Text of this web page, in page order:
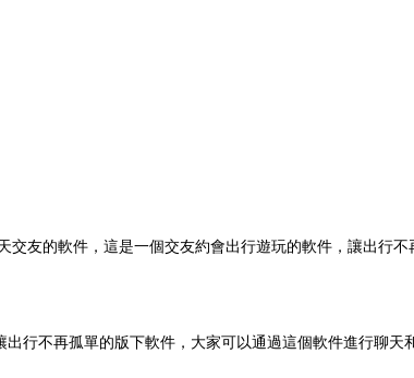
友的軟件，這是一個交友約會出行遊玩的軟件，讓出行
行不再孤單的版下軟件，大家可以通過這個軟件進行聊